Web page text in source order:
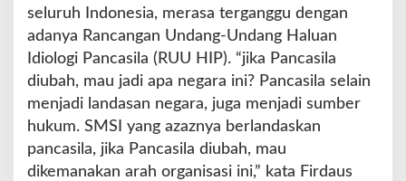
seluruh Indonesia, merasa terganggu dengan
adanya Rancangan Undang-Undang Haluan
Idiologi Pancasila (RUU HIP). “jika Pancasila
diubah, mau jadi apa negara ini? Pancasila selain
menjadi landasan negara, juga menjadi sumber
hukum. SMSI yang azaznya berlandaskan
pancasila, jika Pancasila diubah, mau
dikemanakan arah organisasi ini,” kata Firdaus